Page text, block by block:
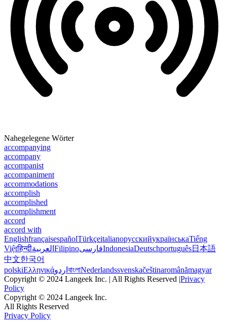
Nahegelegene Wörter
accompanying
accompany
accompanist
accompaniment
accommodations
accomplish
accomplished
accomplishment
accord
accord with
EnglishfrançaisespañolTürkçeitalianoрусскийукраїнськаTiếng
Việtहिन्दीالعربية FilipinoفارسیIndonesiaDeutschportuguês日本語
中文한국어
polskiΕλληνικάاردو বাংলাNederlandssvenskačeštinaromânămagyar
Copyright © 2024 Langeek Inc. | All Rights Reserved |Privacy
Policy
Copyright © 2024 Langeek Inc.
All Rights Reserved
Privacy Policy